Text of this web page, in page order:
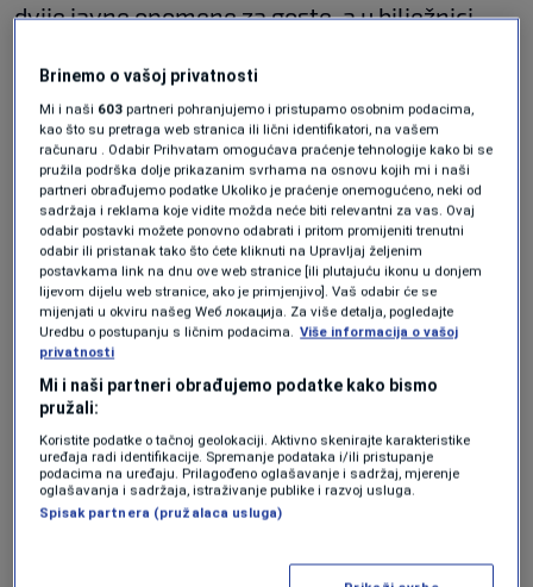
dvije javne opomene za goste, a u bilježnici
Posljednjeplasirana ekipa lige imala je priliku u
32. minutu, kada je Lamadžema lijepo prošao
po strani, ubacio do Mešinovića, ali njegov šut
odlazi pored gola.
Kapitulirao je u 43. minutu susreta Eldin Lolić, a
mrežu sastava Igora Jankovića pogodio je
Enver Kulašin.
Samo deset minuta trebalo je akuelnim
prvacima BiH, da dođu do drugog gola. Ponovo
Brinemo o vašoj privatnosti
Mi i naši 603 partneri pohranjujemo i pristupamo osobnim podacima,
kao što su pretraga web stranica ili lični identifikatori, na vašem
računaru . Odabir Prihvatam omogućava praćenje tehnologije kako bi se
pružila podrška dolje prikazanim svrhama na osnovu kojih mi i naši
partneri obrađujemo podatke Ukoliko je praćenje onemogućeno, neki od
sadržaja i reklama koje vidite možda neće biti relevantni za vas. Ovaj
odabir postavki možete ponovno odabrati i pritom promijeniti trenutni
odabir ili pristanak tako što ćete kliknuti na Upravljaj željenim
postavkama link na dnu ove web stranice [ili plutajuću ikonu u donjem
lijevom dijelu web stranice, ako je primjenjivo]. Vaš odabir će se
mijenjati u okviru našeg Wеб локација. Za više detalja, pogledajte
Uredbu o postupanju s ličnim podacima. Više informacija o vašoj
privatnosti
Mi i naši partneri obrađujemo podatke kako bismo
pružali:
Koristite podatke o tačnoj geolokaciji. Aktivno skenirajte karakteristike
uređaja radi identifikacije. Spremanje podataka i/ili pristupanje
podacima na uređaju. Prilagođeno oglašavanje i sadržaj, mjerenje
oglašavanja i sadržaja, istraživanje publike i razvoj usluga.
Spisak partnera (pružalaca usluga)